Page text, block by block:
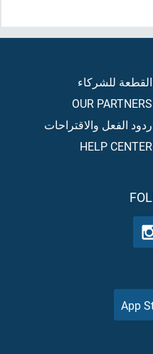
القطعة للشركاء
OUR PARTNERS
ردود الفعل والاقتراحات
HELP CENTER
App